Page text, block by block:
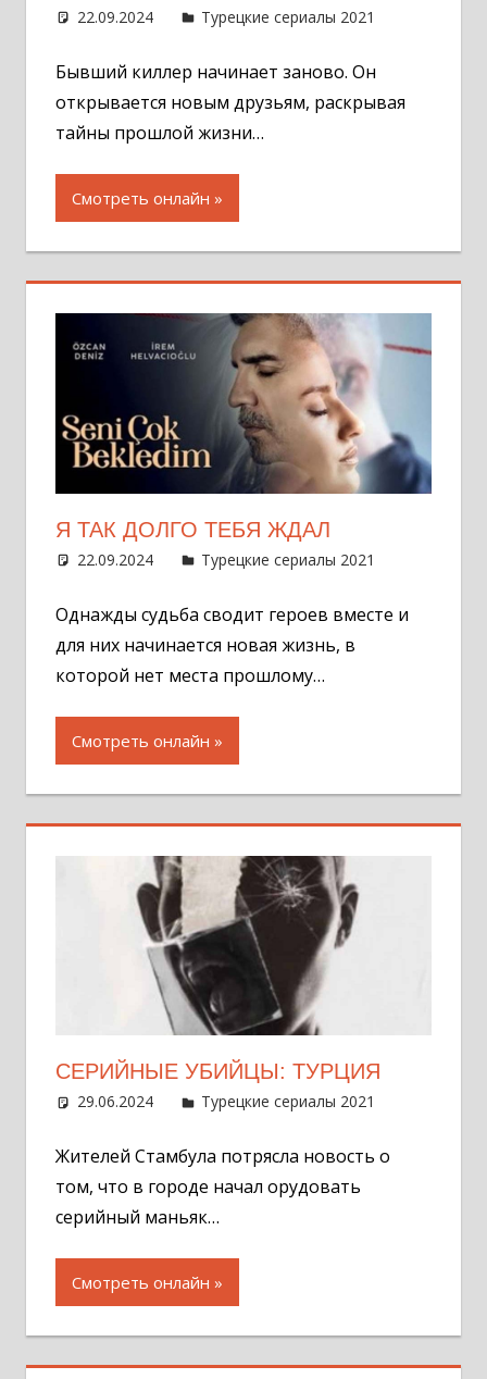
22.09.2024 Администратор
Турецкие сериалы 2021
Бывший киллер начинает заново. Он
открывается новым друзьям, раскрывая
тайны прошлой жизни…
Смотреть онлайн
Я ТАК ДОЛГО ТЕБЯ ЖДАЛ
22.09.2024 Администратор
Турецкие сериалы 2021
Однажды судьба сводит героев вместе и
для них начинается новая жизнь, в
которой нет места прошлому…
Смотреть онлайн
СЕРИЙНЫЕ УБИЙЦЫ: ТУРЦИЯ
29.06.2024 Администратор
Турецкие сериалы 2021
Жителей Стамбула потрясла новость о
том, что в городе начал орудовать
серийный маньяк…
Смотреть онлайн